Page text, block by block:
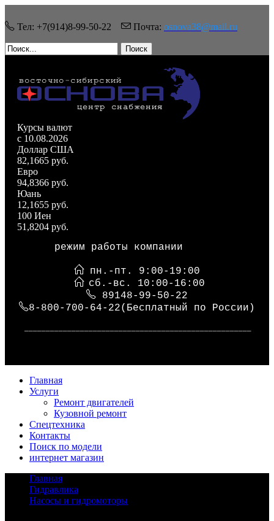
Тел: +7(914)8-99-50-22 Почта: osnova38@mail.ru
Поиск
Курсы валют
c 10.08.2026
Доллар США
82,1665 руб.
Евро
94,8366 руб.
Юань
12,1655 руб.
100 Иен
51,8204 руб.
режим работы компании
пн.-пт. 9:00-19:00
сб.-вс. 10:00-16:00
89148-99-50-22
8-800-700-64-22(Бесплатный по России)
Главная
Услуги
Ремонт двигателей
Кузовной ремонт
Спецтехника
Контакты
Поиск по модели
интернет магазин
Главная
Гидравлика
Насосы и гидромоторы